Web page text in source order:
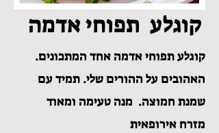
קוגלע תפוחי אדמה
.קוגלע תפוחי אדמה אחד המתכונים
האהובים על ההורים שלי. תמיד עם
שמנת חמוצה. מנה טעימה ומאוד
מזרח אירופאית